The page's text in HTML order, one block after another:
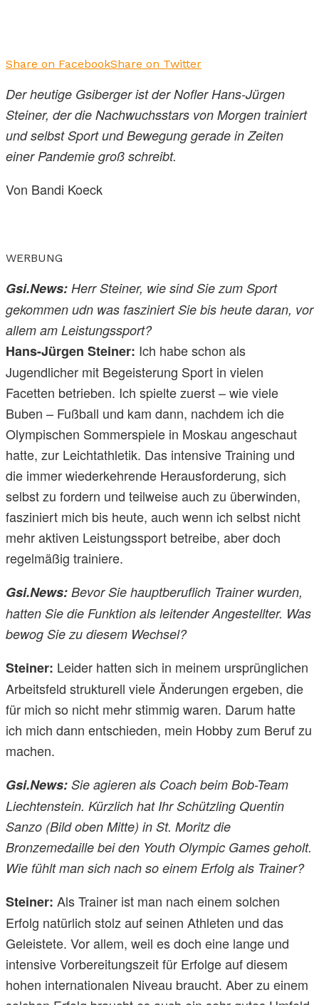
Share on FacebookShare on Twitter
Der heutige Gsiberger ist der Nofler Hans-Jürgen
Steiner, der die Nachwuchsstars von Morgen trainiert
und selbst Sport und Bewegung gerade in Zeiten
einer Pandemie groß schreibt.
Von Bandi Koeck
WERBUNG
Gsi.News: Herr Steiner, wie sind Sie zum Sport
gekommen udn was fasziniert Sie bis heute daran, vor
allem am Leistungssport?
Hans-Jürgen Steiner: Ich habe schon als
Jugendlicher mit Begeisterung Sport in vielen
Facetten betrieben. Ich spielte zuerst – wie viele
Buben – Fußball und kam dann, nachdem ich die
Olympischen Sommerspiele in Moskau angeschaut
hatte, zur Leichtathletik. Das intensive Training und
die immer wiederkehrende Herausforderung, sich
selbst zu fordern und teilweise auch zu überwinden,
fasziniert mich bis heute, auch wenn ich selbst nicht
mehr aktiven Leistungssport betreibe, aber doch
regelmäßig trainiere.
Gsi.News: Bevor Sie hauptberuflich Trainer wurden,
hatten Sie die Funktion als leitender Angestellter. Was
bewog Sie zu diesem Wechsel?
Steiner: Leider hatten sich in meinem ursprünglichen
Arbeitsfeld strukturell viele Änderungen ergeben, die
für mich so nicht mehr stimmig waren. Darum hatte
ich mich dann entschieden, mein Hobby zum Beruf zu
machen.
Gsi.News: Sie agieren als Coach beim Bob-Team
Liechtenstein. Kürzlich hat Ihr Schützling Quentin
Sanzo (Bild oben Mitte) in St. Moritz die
Bronzemedaille bei den Youth Olympic Games geholt.
Wie fühlt man sich nach so einem Erfolg als Trainer?
Steiner: Als Trainer ist man nach einem solchen
Erfolg natürlich stolz auf seinen Athleten und das
Geleistete. Vor allem, weil es doch eine lange und
intensive Vorbereitungszeit für Erfolge auf diesem
hohen internationalen Niveau braucht. Aber zu einem